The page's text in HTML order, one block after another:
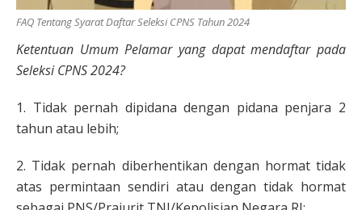
FAQ Tentang Syarat Daftar Seleksi CPNS Tahun 2024
Ketentuan Umum Pelamar yang dapat mendaftar pada
Seleksi CPNS 2024?
1. Tidak pernah dipidana dengan pidana penjara 2
tahun atau lebih;
2. Tidak pernah diberhentikan dengan hormat tidak
atas permintaan sendiri atau dengan tidak hormat